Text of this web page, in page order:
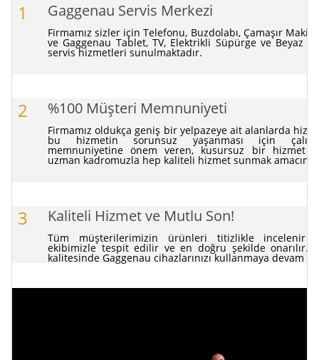
1 Gaggenau Servis Merkezi
Firmamız sizler için Telefonu, Buzdolabı, Çamaşır
ve Gaggenau Tablet, TV, Elektrikli Süpürge ve Beyaz
servis hizmetleri sunulmaktadır.
2 %100 Müşteri Memnuniyeti
Firmamız oldukça geniş bir yelpazeye ait alanlarda
bu hizmetin sorunsuz yaşanması için
memnuniyetine önem veren, kusursuz bir hizmet
uzman kadromuzla hep kaliteli hizmet sunmak
3 Kaliteli Hizmet ve Mutlu Son!
Tüm müşterilerimizin ürünleri titizlikle incelenir
ekibimizle tespit edilir ve en doğru şekilde onarılır.
kalitesinde Gaggenau cihazlarınızı kullanmaya devam